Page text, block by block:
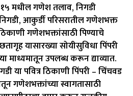
१५ मधील गणेश तलाव, निगडी
आकुर्डी परिसरातील गणेशभक्त
गणेशभक्तांसाठी पिण्याचे
यासारख्या सोयीसुविधा पिंपरी
माध्यमातून उपलब्ध करून द्याव्यात.
या पवित्र ठिकाणी पिंपरी – चिंचवड
गणेशभक्तांच्या स्वागतासाठी